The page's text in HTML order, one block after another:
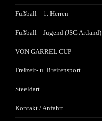
Fußball – 1. Herren
Fußball – Jugend (JSG Artland)
VON GARREL CUP
Freizeit- u. Breitensport
Steeldart
Kontakt / Anfahrt